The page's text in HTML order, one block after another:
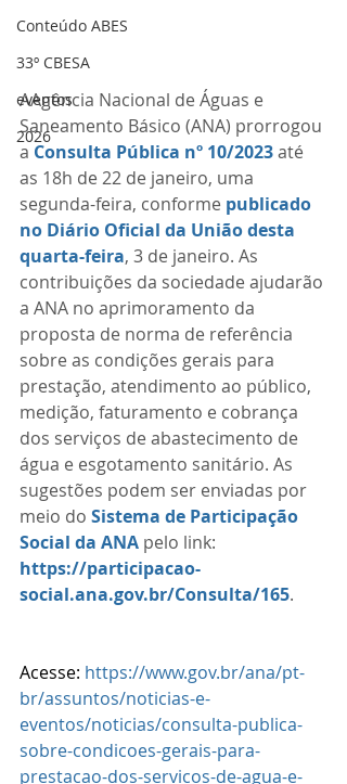
Conteúdo ABES
33º CBESA
eventos
2026
AAgência Nacional de Águas e
Saneamento Básico (ANA) prorrogou
a Consulta Pública nº 10/2023 até
as 18h de 22 de janeiro, uma
segunda-feira, conforme publicado
no Diário Oficial da União desta
quarta-feira, 3 de janeiro. As
contribuições da sociedade ajudarão
a ANA no aprimoramento da
proposta de norma de referência
sobre as condições gerais para
prestação, atendimento ao público,
medição, faturamento e cobrança
dos serviços de abastecimento de
água e esgotamento sanitário. As
sugestões podem ser enviadas por
meio do Sistema de Participação
Social da ANA pelo link:
https://participacao-
social.ana.gov.br/Consulta/165.
Acesse: https://www.gov.br/ana/pt-
br/assuntos/noticias-e-
eventos/noticias/consulta-publica-
sobre-condicoes-gerais-para-
prestacao-dos-servicos-de-agua-e-